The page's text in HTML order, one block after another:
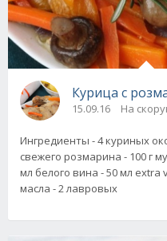
Курица с
15.09.16 На
Ингредиенты - 4 куриных
свежего розмарина - 100 г
мл белого вина - 50 мл extra
масла - 2 лавровых